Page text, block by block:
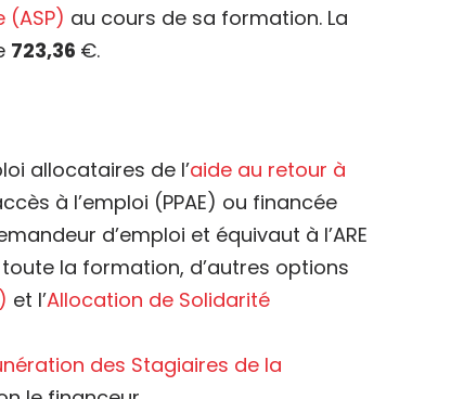
(ASP) au cours de sa formation. La
723,36 €.
allocataires de l’aide au retour à
à l’emploi (PPAE) ou financée
d’emploi et équivaut à l’ARE
la formation, d’autres options
et l’Allocation de Solidarité
des Stagiaires de la